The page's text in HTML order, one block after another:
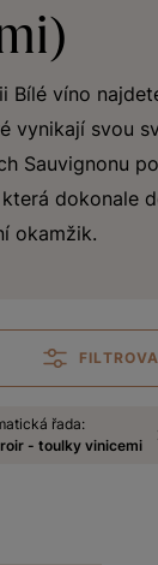
Bílé víno
vynikají svou
Sauvignonu
dokonale
okamžik.
řada:
- toulky vinicemi